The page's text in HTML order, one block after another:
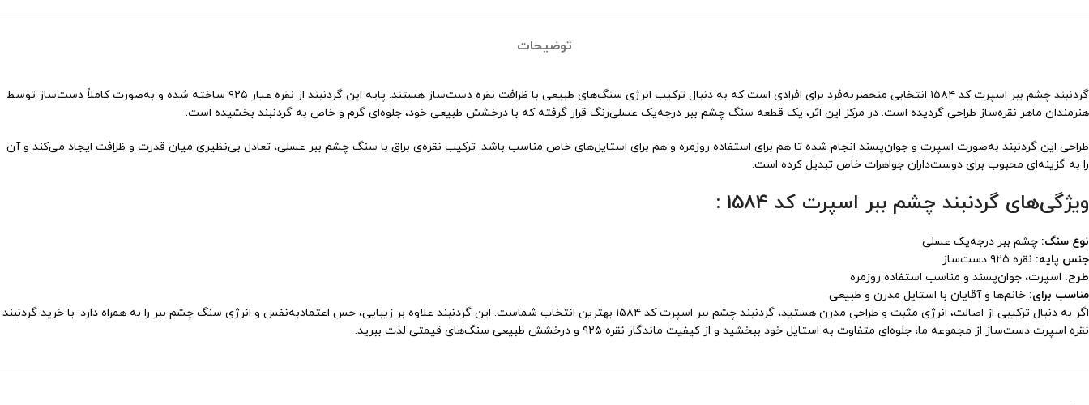
توضیحات
گردنبند چشم ببر اسپرت کد ۱۵۸۴ انتخابی منحصربه‌فرد برای افرادی است که به دنبال ترکیب انرژی سنگ‌های طبیعی با ظرافت نقره دست‌ساز هستند. پایه این گردنبند از نقره عیار ۹۲۵ ساخته شده و به‌صورت کاملاً دست‌ساز توسط
هنرمندان ماهر نقره‌ساز طراحی گردیده است. در مرکز این اثر، یک قطعه سنگ چشم ببر درجه‌یک عسلی‌رنگ قرار گرفته که با درخشش طبیعی خود، جلوه‌ای گرم و خاص به گردنبند بخشیده است.
طراحی این گردنبند به‌صورت اسپرت و جوان‌پسند انجام شده تا هم برای استفاده روزمره و هم برای استایل‌های خاص مناسب باشد. ترکیب نقره‌ی براق با سنگ چشم ببر عسلی، تعادل بی‌نظیری میان قدرت و ظرافت ایجاد می‌کند و آن
را به گزینه‌ای محبوب برای دوست‌داران جواهرات خاص تبدیل کرده است.
ویژگی‌های گردنبند چشم ببر اسپرت کد ۱۵۸۴ :
نوع سنگ: چشم ببر درجه‌یک عسلی
جنس پایه: نقره ۹۲۵ دست‌ساز
طرح: اسپرت، جوان‌پسند و مناسب استفاده روزمره
مناسب برای: خانم‌ها و آقایان با استایل مدرن و طبیعی
اگر به دنبال ترکیبی از اصالت، انرژی مثبت و طراحی مدرن هستید، گردنبند چشم ببر اسپرت کد ۱۵۸۴ بهترین انتخاب شماست. این گردنبند علاوه بر زیبایی، حس اعتمادبه‌نفس و انرژی سنگ چشم ببر را به همراه دارد. با خرید گردنبند
نقره اسپرت دست‌ساز از مجموعه ما، جلوه‌ای متفاوت به استایل خود ببخشید و از کیفیت ماندگار نقره ۹۲۵ و درخشش طبیعی سنگ‌های قیمتی لذت ببرید.